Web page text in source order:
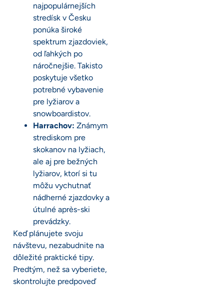
najpopulárnejších
stredísk v Česku
ponúka široké
spektrum zjazdoviek,
od ľahkých po
náročnejšie. Takisto
poskytuje všetko
potrebné vybavenie
pre lyžiarov a
snowboardistov.
Harrachov: Známym
strediskom pre
skokanov na lyžiach,
ale aj pre bežných
lyžiarov, ktorí si tu
môžu vychutnať
nádherné zjazdovky a
útulné après-ski
prevádzky.
Keď plánujete svoju
návštevu, nezabudnite na
dôležité praktické tipy.
Predtým, než sa vyberiete,
skontrolujte predpoveď